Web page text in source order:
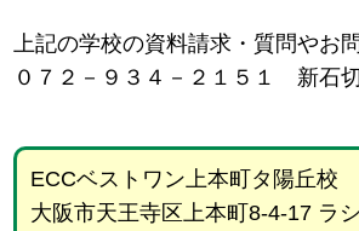
上記の学校の資料請求・質問やお
０７２－９３４－２１５１ 新石切
ECCベストワン上本町タ陽丘校
大阪市天王寺区上本町8-4-17 ラ